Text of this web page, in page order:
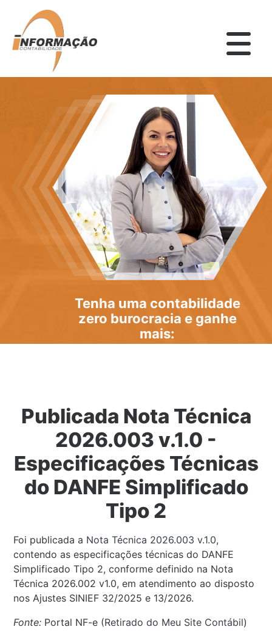
Tenha uma contabilidade
zero burocracia e ganhe
mais:
Publicada Nota Técnica
2026.003 v.1.0 -
Especificações Técnicas
do DANFE Simplificado
Tipo 2
Foi publicada a Nota Técnica 2026.003 v.1.0,
contendo as especificações técnicas do DANFE
Simplificado Tipo 2, conforme definido na Nota
Técnica 2026.002 v1.0, em atendimento ao disposto
nos Ajustes SINIEF 32/2025 e 13/2026.
Fonte: Portal NF-e (Retirado do Meu Site Contábil)